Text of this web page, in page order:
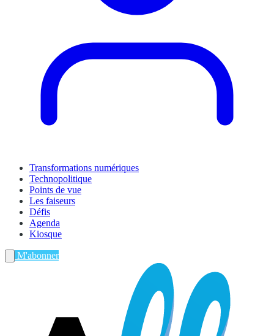
Transformations numériques
Technopolitique
Points de vue
Les faiseurs
Défis
Agenda
Kiosque
M'abonner